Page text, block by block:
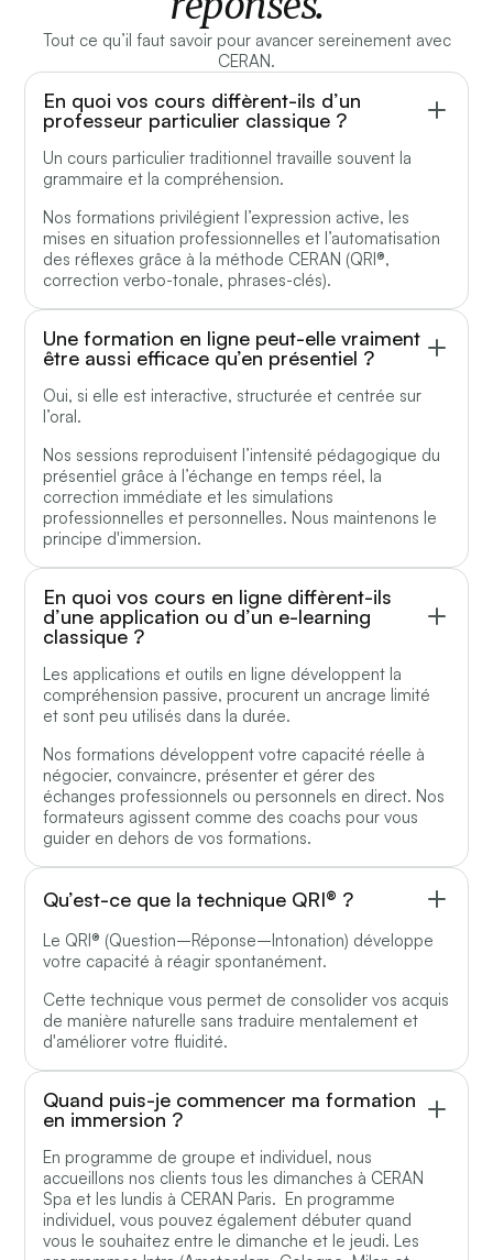
Tout ce qu’il faut savoir pour avancer sereinement avec
CERAN.
En quoi vos cours diffèrent-ils d’un
professeur particulier classique ?
Un cours particulier traditionnel travaille souvent la
grammaire et la compréhension.
Nos formations privilégient l’expression active, les
mises en situation professionnelles et l’automatisation
des réflexes grâce à la méthode CERAN (QRI®,
correction verbo-tonale, phrases-clés).
Une formation en ligne peut-elle vraiment
être aussi efficace qu’en présentiel ?
Oui, si elle est interactive, structurée et centrée sur
l’oral.
Nos sessions reproduisent l’intensité pédagogique du
présentiel grâce à l’échange en temps réel, la
correction immédiate et les simulations
professionnelles et personnelles. Nous maintenons le
principe d'immersion.
En quoi vos cours en ligne diffèrent-ils
d’une application ou d’un e-learning
classique ?
Les applications et outils en ligne développent la
compréhension passive, procurent un ancrage limité
et sont peu utilisés dans la durée.
Nos formations développent votre capacité réelle à
négocier, convaincre, présenter et gérer des
échanges professionnels ou personnels en direct. Nos
formateurs agissent comme des coachs pour vous
guider en dehors de vos formations.
Qu’est-ce que la technique QRI® ?
Le QRI® (Question–Réponse–Intonation) développe
votre capacité à réagir spontanément.
Cette technique vous permet de consolider vos acquis
de manière naturelle sans traduire mentalement et
d'améliorer votre fluidité.
Quand puis-je commencer ma formation
en immersion ?
En programme de groupe et individuel, nous
accueillons nos clients tous les dimanches à CERAN
Spa et les lundis à CERAN Paris. En programme
individuel, vous pouvez également débuter quand
vous le souhaitez entre le dimanche et le jeudi. Les